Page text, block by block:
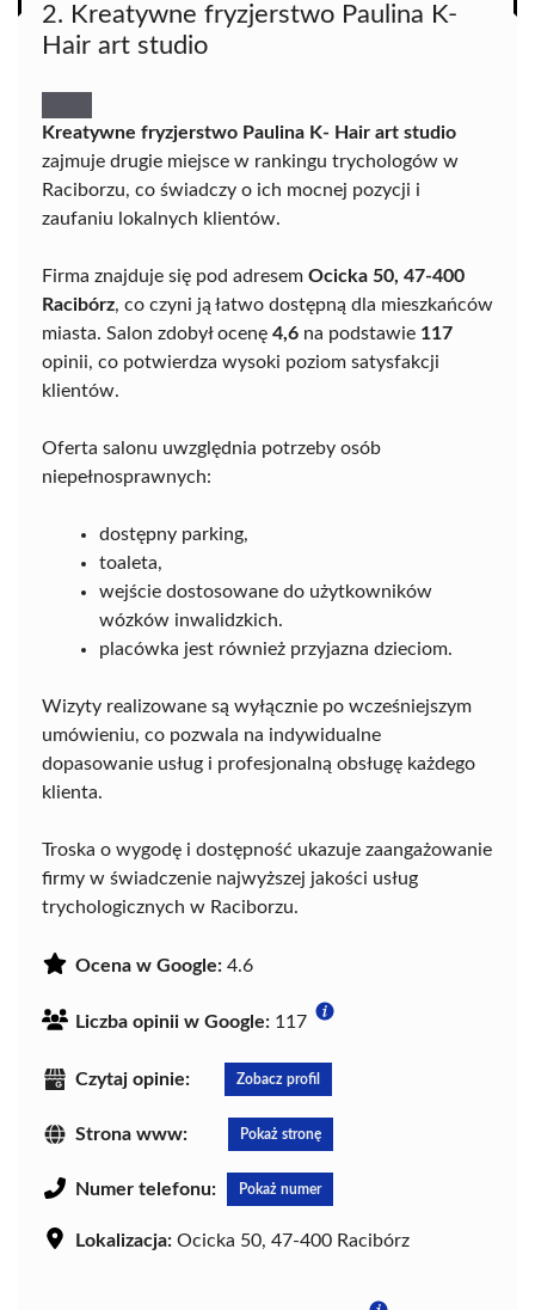
2. Kreatywne fryzjerstwo Paulina K-
Hair art studio
Kreatywne fryzjerstwo Paulina K- Hair art studio
zajmuje drugie miejsce w rankingu trychologów w
Raciborzu, co świadczy o ich mocnej pozycji i
zaufaniu lokalnych klientów.
Firma znajduje się pod adresem Ocicka 50, 47-400
Racibórz, co czyni ją łatwo dostępną dla mieszkańców
miasta. Salon zdobył ocenę 4,6 na podstawie 117
opinii, co potwierdza wysoki poziom satysfakcji
klientów.
Oferta salonu uwzględnia potrzeby osób
niepełnosprawnych:
dostępny parking,
toaleta,
wejście dostosowane do użytkowników
wózków inwalidzkich.
placówka jest również przyjazna dzieciom.
Wizyty realizowane są wyłącznie po wcześniejszym
umówieniu, co pozwala na indywidualne
dopasowanie usług i profesjonalną obsługę każdego
klienta.
Troska o wygodę i dostępność ukazuje zaangażowanie
firmy w świadczenie najwyższej jakości usług
trychologicznych w Raciborzu.
Ocena w Google: 4.6
Liczba opinii w Google: 117
Czytaj opinie: Zobacz profil
Strona www: Pokaż stronę
Numer telefonu: Pokaż numer
Lokalizacja: Ocicka 50, 47-400 Racibórz